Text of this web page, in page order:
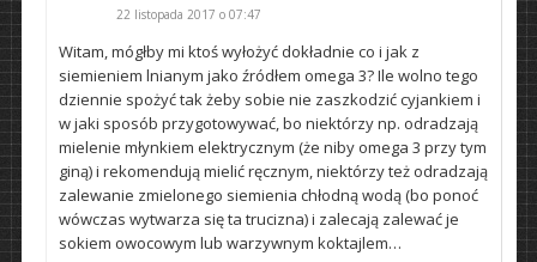
22 listopada 2017 o 07:47
Witam, mógłby mi ktoś wyłożyć dokładnie co i jak z
siemieniem lnianym jako źródłem omega 3? Ile wolno tego
dziennie spożyć tak żeby sobie nie zaszkodzić cyjankiem i
w jaki sposób przygotowywać, bo niektórzy np. odradzają
mielenie młynkiem elektrycznym (że niby omega 3 przy tym
giną) i rekomendują mielić ręcznym, niektórzy też odradzają
zalewanie zmielonego siemienia chłodną wodą (bo ponoć
wówczas wytwarza się ta trucizna) i zalecają zalewać je
sokiem owocowym lub warzywnym koktajlem…